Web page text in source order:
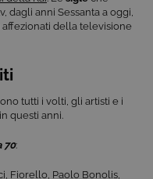
dagli anni Sessanta a oggi,
della televisione
tutti i volti, gli artisti e i
questi anni.
70:
, Fiorello, Paolo Bonolis